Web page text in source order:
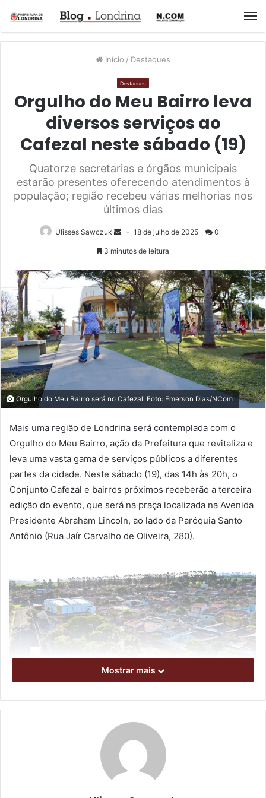
Início / Destaques
Destaques
Orgulho do Meu Bairro leva
diversos serviços ao
Cafezal neste sábado (19)
Quatorze secretarias e órgãos municipais
estarão presentes oferecendo atendimentos à
população; região recebeu várias melhorias nos
últimos dias
Ulisses Sawczuk 18 de julho de 2025 0
3 minutos de leitura
Orgulho do Meu Bairro será no Cafezal. Foto: Emerson Dias/NCom
Mais uma região de Londrina será contemplada com o
Orgulho do Meu Bairro, ação da Prefeitura que revitaliza e
leva uma vasta gama de serviços públicos a diferentes
partes da cidade. Neste sábado (19), das 14h às 20h, o
Conjunto Cafezal e bairros próximos receberão a terceira
edição do evento, que será na praça localizada na Avenida
Presidente Abraham Lincoln, ao lado da Paróquia Santo
Antônio (Rua Jaír Carvalho de Oliveira, 280).
Praça onde será realizado o evento. Foto: Emerson Dias/NCom
Quatorze secretarias estarão presentes, realizando
atendimentos tanto na praça quanto na Escola Municipal
Mostrar mais